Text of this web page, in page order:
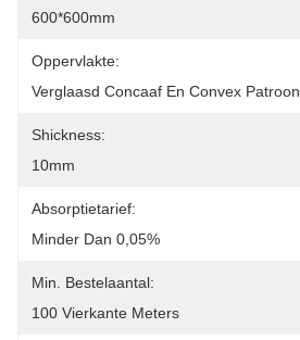
600*600mm
Oppervlakte:
Verglaasd Concaaf En Convex Patroon
Shickness:
10mm
Absorptietarief:
Minder Dan 0,05%
Min. Bestelaantal:
100 Vierkante Meters